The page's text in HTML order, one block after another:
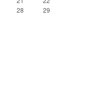
28
29